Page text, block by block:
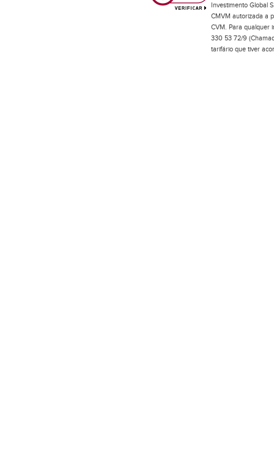
Investimento Global
CMVM autorizada a
CVM. Para qualquer
330 53 72/9
tarifário que tiver